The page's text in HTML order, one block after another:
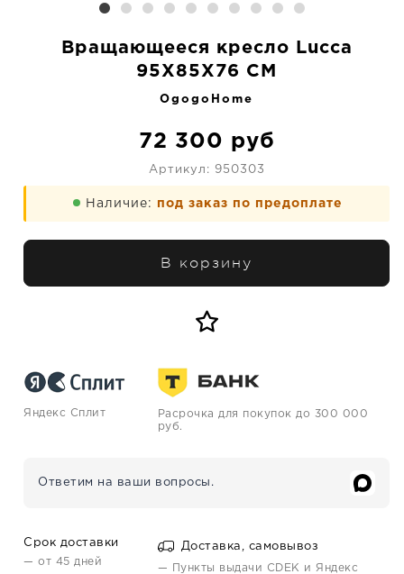
Вращающееся кресло Lucca
95X85X76 CM
OgogoHome
72 300 руб
Артикул: 950303
Наличие: под заказ по предоплате
В корзину
Яндекс Сплит
Расрочка для покупок до 300 000
руб.
Ответим на ваши вопросы.
Срок доставки
— от 45 дней
Доставка, самовывоз
— Пункты выдачи CDEK и Яндекс